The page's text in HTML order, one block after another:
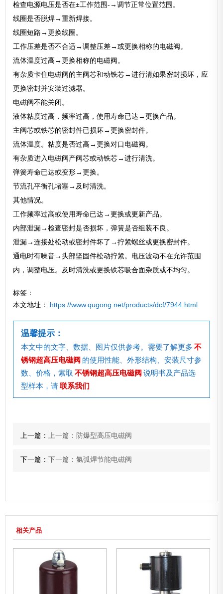
检查电源电压是否在±工作范围-→调节正常位置范围。
线圈是否脱焊→重新焊接。
线圈短路→更换线圈。
工作压差是否不合适→调整压差→或更换相称的电磁阀。
流体温度过高→更换相称的电磁阀。
有杂质卡住电磁阀的主阀芯和动铁芯→进行清如果密封损坏，应
更换密封并安装过滤器。
电磁阀不能关闭。
液体粘度过高，频率过高，使用寿命已达→更换产品。
主阀芯或铁芯的密封件已损坏→更换密封件。
流体温度。粘度是否过高→更换对口电磁阀。
有杂质进入电磁阀产阀芯或动铁芯→进行清洗。
弹簧寿命已达或变形→更换。
节流孔平衡孔堵塞→及时清洗。
其他情况。
工作频率过高或使用寿命已达→更换或更新产品。
内部泄漏→检查密封是否损坏，弹簧是否组装不良。
泄漏→连接处松动或密封件坏了→拧紧螺丝或更换密封件。
通电时有噪音→头部坚固件松动拧紧。电压波动不在允许范围
内，调整电压。及时清洗或更换铁芯吸合面杂质或不均匀。
标签：
本文地址： https://www.qugong.net/products/dcf/7944.html
温馨提示：
本文中的文字、数据、图片仅供参考。需要了解更多 不
锈钢超高压电磁阀 的使用性能、外形结构、安装尺寸参
数、价格，索取 不锈钢超高压电磁阀 说明书及产品选
型样本，请联系我们
上一篇：上一篇：防爆型高压电磁阀
下一篇：下一篇：氩弧焊节能电磁阀
相关产品